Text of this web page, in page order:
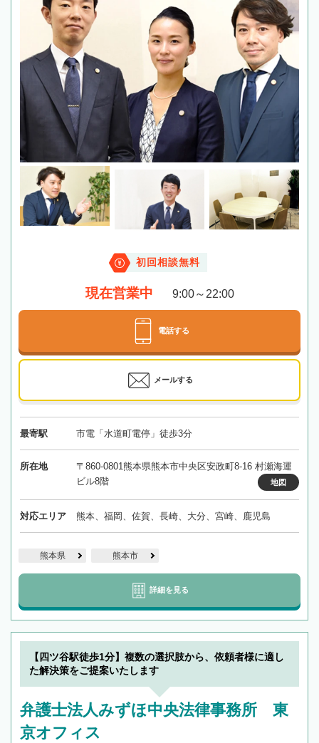
初回相談無料
現在営業中 9:00～22:00
電話する
メールする
最寄駅 市電「水道町電停」徒歩3分
所在地
〒860-0801熊本県熊本市中央区安政町8-16 村瀬海運
ビル8階
地図
対応エリア 熊本、福岡、佐賀、長崎、大分、宮崎、鹿児島
熊本県 熊本市
詳細を見る
【四ツ谷駅徒歩1分】複数の選択肢から、依頼者様に適し
た解決策をご提案いたします
弁護士法人みずほ中央法律事務所 東
京オフィス